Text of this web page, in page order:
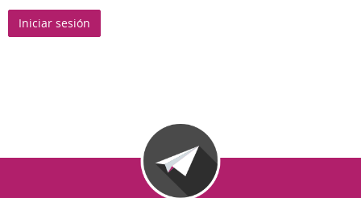
Iniciar sesión